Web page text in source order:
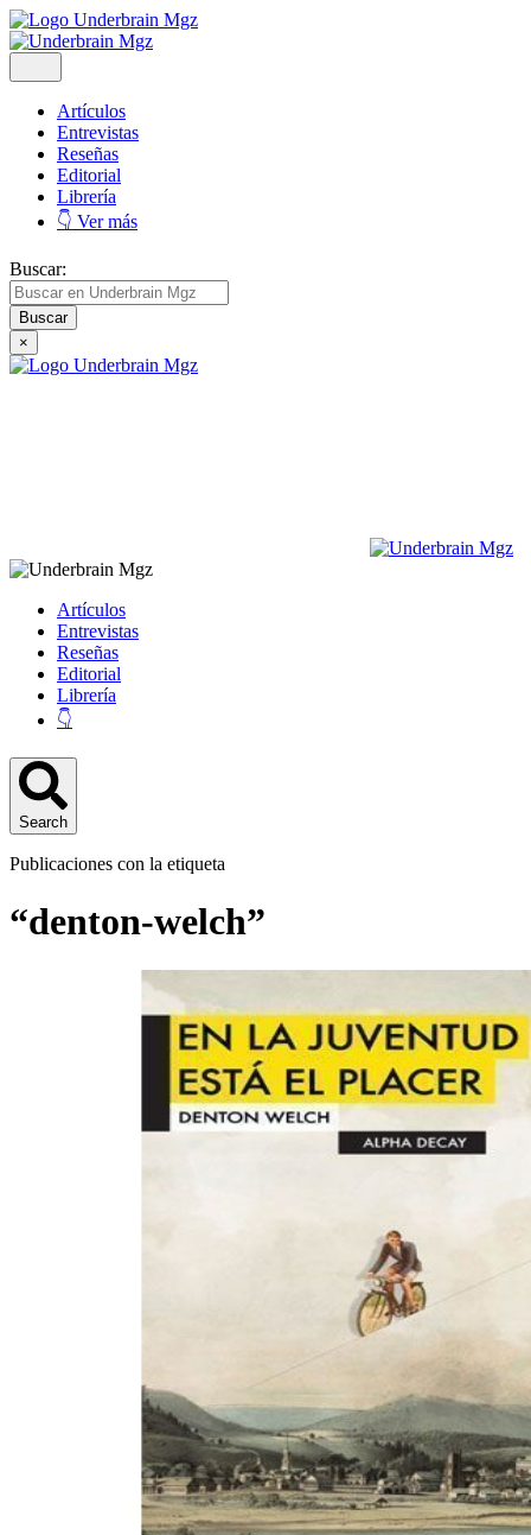
Artículos
Entrevistas
Reseñas
Editorial
Librería
👇 Ver más
Buscar:
×
Artículos
Entrevistas
Reseñas
Editorial
Librería
👇
Search
Publicaciones con la etiqueta
“denton-welch”